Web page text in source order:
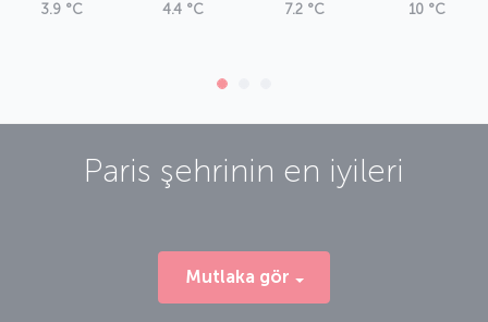
3.9 °C 4.4 °C 7.2 °C 10 °C
Paris şehrinin en iyileri
Mutlaka gör